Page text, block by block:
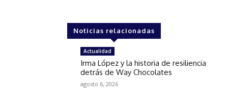
Noticias relacionadas
Actualidad
Irma López y la historia de resiliencia
detrás de Way Chocolates
agosto 6, 2026